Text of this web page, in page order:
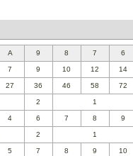
A 9 8 7 6
7 9 10 12 14
27 36 46 58 72
2 1
4 6 7 8 9
2 1
5 7 8 9 10